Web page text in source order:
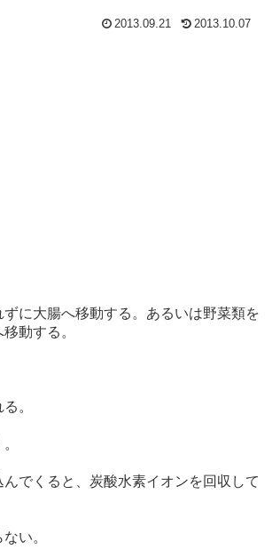
2013.09.21 2013.10.07
に大腸へ移動する。あるいは野菜類を
動する。
。
でくると、炭酸水素イオンを回収して
い。